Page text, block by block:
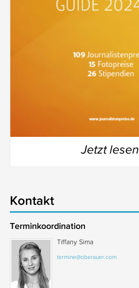
Jetzt lesen
Kontakt
Terminkoordination
Tiffany Sima
termine@oberauer.com